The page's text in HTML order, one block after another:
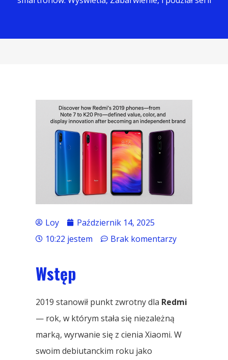
Loy
Październik 14, 2025
10:22 jestem
Brak komentarzy
Wstęp
2019 stanowił punkt zwrotny dla Redmi
— rok, w którym stała się niezależną
marką, wyrwanie się z cienia Xiaomi. W
swoim debiutanckim roku jako